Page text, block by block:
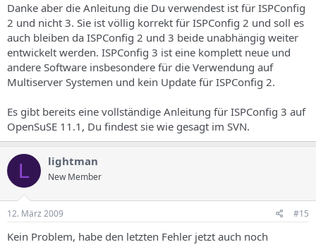
Danke aber die Anleitung die Du verwendest ist für ISPConfig
2 und nicht 3. Sie ist völlig korrekt für ISPConfig 2 und soll es
auch bleiben da ISPConfig 2 und 3 beide unabhängig weiter
entwickelt werden. ISPConfig 3 ist eine komplett neue und
andere Software insbesondere für die Verwendung auf
Multiserver Systemen und kein Update für ISPConfig 2.
Es gibt bereits eine vollständige Anleitung für ISPConfig 3 auf
OpenSuSE 11.1, Du findest sie wie gesagt im SVN.
L lightman
New Member
12. März 2009 #15
Kein Problem, habe den letzten Fehler jetzt auch noch